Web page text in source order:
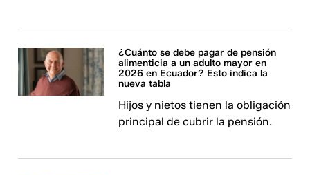
¿Cuánto se debe pagar de pensión
alimenticia a un adulto mayor en
2026 en Ecuador? Esto indica la
nueva tabla
Hijos y nietos tienen la obligación
principal de cubrir la pensión.